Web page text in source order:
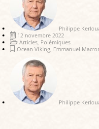
Philippe
12 novembre 2022
Articles Polémiques
Ocean Viking Emmanuel
Philippe